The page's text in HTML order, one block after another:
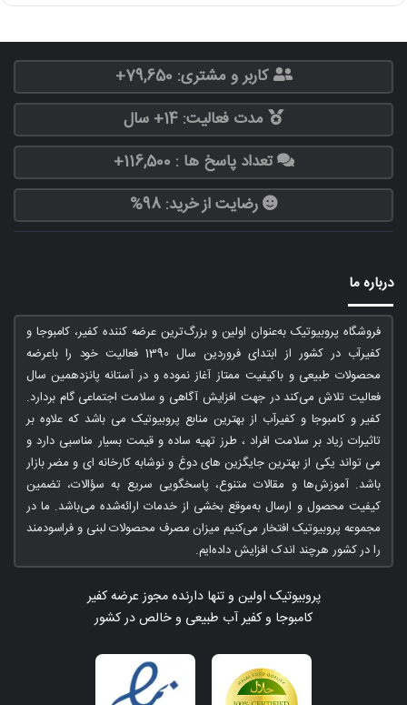
کاربر و مشتری: 79,650+
مدت فعالیت: 14+ سال
تعداد پاسخ ها : 116,500+
رضایت از خرید: 98%
درباره ما
فروشگاه پروبیوتیک به‌عنوان اولین و بزرگ‌ترین عرضه کننده کفیر، کامبوجا و
کفیرآب در کشور از ابتدای فروردین سال 1390 فعالیت خود را باعرضه
محصولات طبیعی و باکیفیت ممتاز آغاز نموده و در آستانه پانزدهمین سال
فعالیت تلاش می‌کند در جهت افزایش آگاهی و سلامت اجتماعی گام بردارد.
کفیر و کامبوجا و کفیرآب از بهترین منابع پروبیوتیک می باشد که علاوه بر
تاثیرات زیاد بر سلامت افراد ، طرز تهیه ساده و قیمت بسیار مناسبی دارد و
می تواند یکی از بهترین جایگزین های دوغ و نوشابه کارخانه ای و مضر بازار
باشد. آموزش‌ها و مقالات متنوع، پاسخگویی سریع به سؤالات، تضمین
کیفیت محصول و ارسال به‌موقع بخشی از خدمات ارائه‌شده می‌باشد. ما در
مجموعه پروبیوتیک افتخار می‌کنیم میزان مصرف محصولات لبنی و فراسودمند
را در کشور هرچند اندک افزایش داده‌ایم.
پروبیوتیک اولین و تنها دارنده مجوز عرضه کفیر
کامبوجا و کفیر آب طبیعی و خالص در کشور